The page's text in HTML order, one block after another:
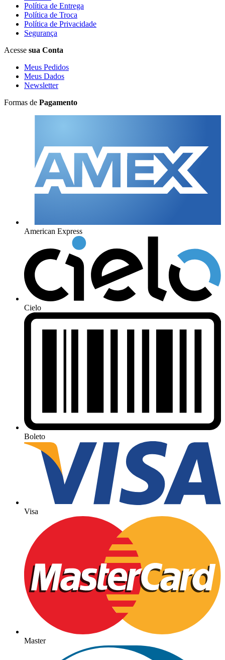
Política de Entrega
Política de Troca
Política de Privacidade
Segurança
Acesse sua Conta
Meus Pedidos
Meus Dados
Newsletter
Formas de Pagamento
American Express
Cielo
Boleto
Visa
Master